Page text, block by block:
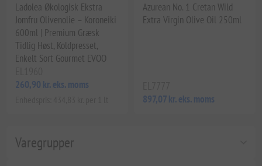
Varegrupper
Ladolea Økologisk Ekstra
Jomfru Olivenolie – Koroneiki
600ml | Premium Græsk
Tidlig Høst, Koldpresset,
Enkelt Sort Gourmet EVOO
260,90 kr. eks. moms
Azurean No. 1 Cretan Wild
Extra Virgin Olive Oil 250ml
897,07 kr. eks. moms